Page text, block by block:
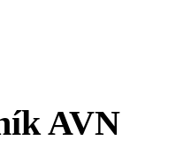
AVN